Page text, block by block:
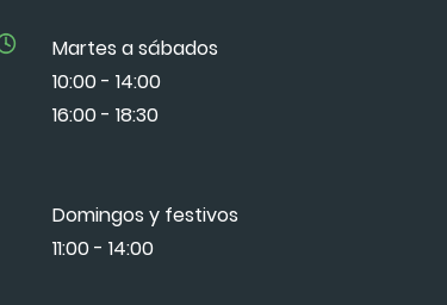
Martes a sábados
10:00 - 14:00
16:00 - 18:30
Domingos y festivos
11:00 - 14:00